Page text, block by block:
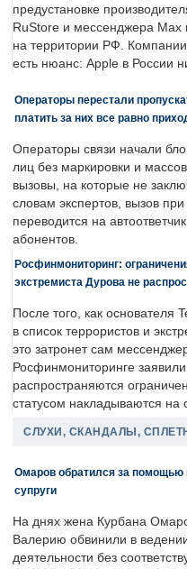
предустановке
RuStore и мессенджера
на территории РФ.
есть нюанс: Apple в России
Операторы перестали
платить за них все равно
Операторы связи начали
лиц без маркировки и
вызовы, на которые не
словам экспертов, вызов
переводится на
абонентов.
Росфинмониторинг:
экстремиста Дурова не
После того, как основателя
в список террористов и
это затронет сам
Росфинмониторинге
распространяются
статусом накладываются на
СЛУХИ, СКАНДАЛЫ,
Омаров обратился за помощью
супруги
На днях жена Курбана
Валерию обвинили в
деятельности без